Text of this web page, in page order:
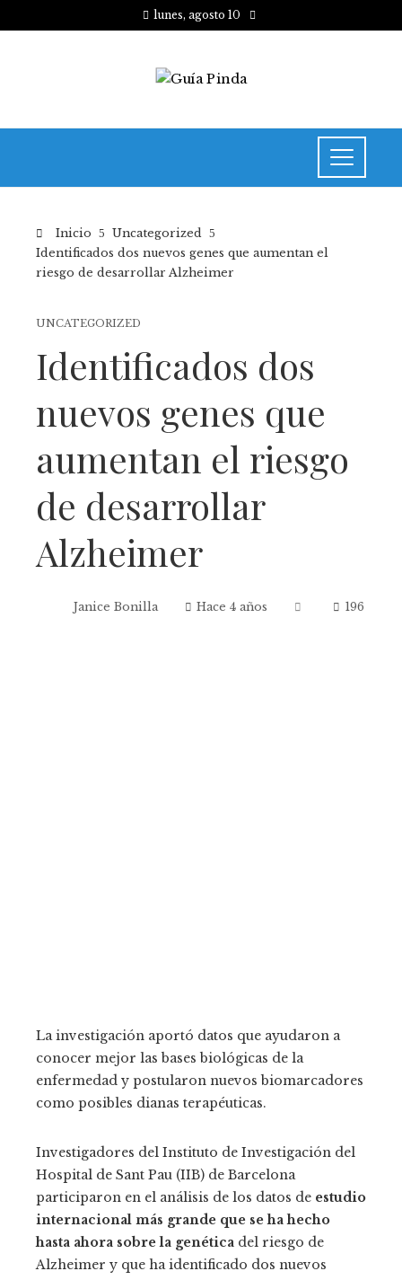
lunes, agosto 10
Inicio
Uncategorized
Identificados dos nuevos genes que aumentan el
riesgo de desarrollar Alzheimer
UNCATEGORIZED
Identificados dos
nuevos genes que
aumentan el riesgo
de desarrollar
Alzheimer
Janice Bonilla Hace 4 años 196
La investigación aportó datos que ayudaron a
conocer mejor las bases biológicas de la
enfermedad y postularon nuevos biomarcadores
como posibles dianas terapéuticas.
Investigadores del Instituto de Investigación del
Hospital de Sant Pau (IIB) de Barcelona
participaron en el análisis de los datos de estudio
internacional más grande que se ha hecho
hasta ahora sobre la genética del riesgo de
Alzheimer y que ha identificado dos nuevos